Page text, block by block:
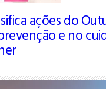
ações do
e no